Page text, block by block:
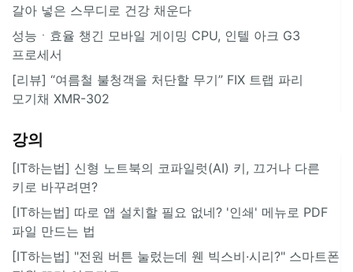
갈아 넣은 스무디로 건강 채운다
성능ㆍ효율 챙긴 모바일 게이밍 CPU, 인텔 아크 G3
프로세서
[리뷰] “여름철 불청객을 처단할 무기” FIX 트랩 파리
모기채 XMR-302
강의
[IT하는법] 신형 노트북의 코파일럿(AI) 키, 끄거나 다른
키로 바꾸려면?
[IT하는법] 따로 앱 설치할 필요 없네? '인쇄' 메뉴로 PDF
파일 만드는 법
[IT하는법] "전원 버튼 눌렀는데 웬 빅스비·시리?" 스마트폰